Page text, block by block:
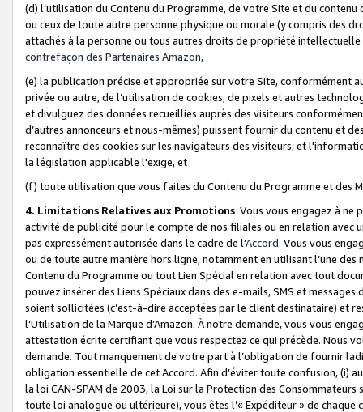
(d) l’utilisation du Contenu du Programme, de votre Site et du
ou ceux de toute autre personne physique ou morale (y compris des
attachés à la personne ou tous autres droits de propriété
contrefaçon des Partenaires Amazon,
(e) la publication précise et appropriée sur votre Site, conformément
privée ou autre, de l’utilisation de cookies, de pixels et autres
et divulguez des données recueillies auprès des visiteurs
d’autres annonceurs et nous-mêmes) puissent fournir du contenu et
reconnaître des cookies sur les navigateurs des visiteurs, et
la législation applicable l'exige, et
(f) toute utilisation que vous faites du Contenu du Programme et des
4. Limitations Relatives aux Promotions Vous vous engagez à ne
activité de publicité pour le compte de nos filiales ou en relation avec
pas expressément autorisée dans le cadre de l’Accord. Vous vous
ou de toute autre manière hors ligne, notamment en utilisant l’une
Contenu du Programme ou tout Lien Spécial en relation avec tout
pouvez insérer des Liens Spéciaux dans des e-mails, SMS et
soient sollicitées (c’est-à-dire acceptées par le client destinataire) et
l’Utilisation de la Marque d’Amazon. À notre demande, vous vous
attestation écrite certifiant que vous respectez ce qui précède. Nous
demande. Tout manquement de votre part à l’obligation de fournir
obligation essentielle de cet Accord. Afin d’éviter toute confusion, (i)
la loi CAN-SPAM de 2003, la Loi sur la Protection des
toute loi analogue ou ultérieure), vous êtes l’« Expéditeur » de